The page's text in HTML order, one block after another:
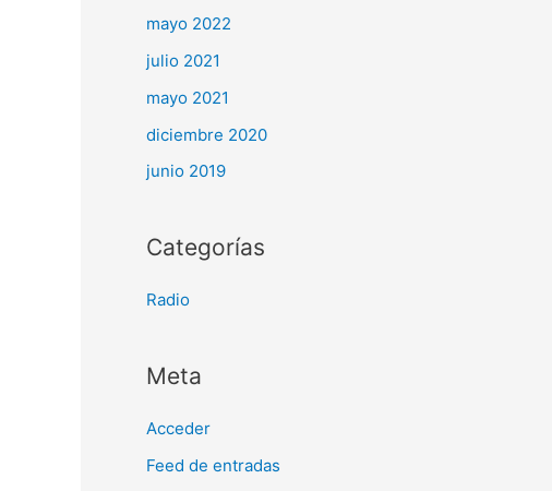
mayo 2022
julio 2021
mayo 2021
diciembre 2020
junio 2019
Categorías
Radio
Meta
Acceder
Feed de entradas